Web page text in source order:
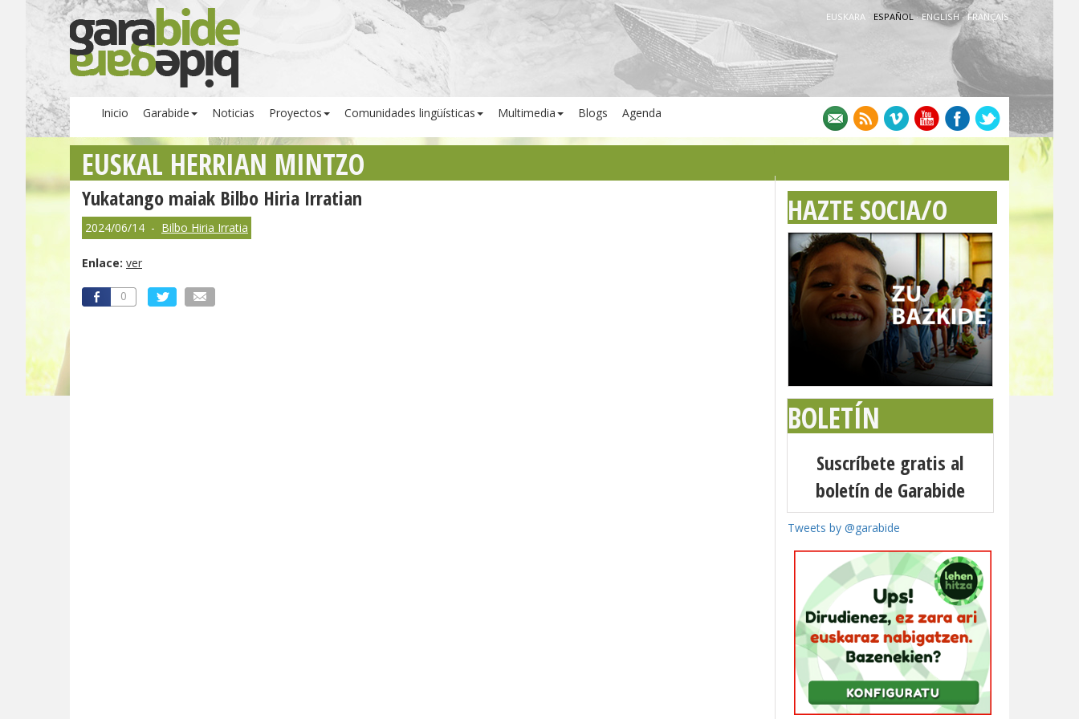
EUSKARA · ESPAÑOL· ENGLISH · FRANÇAIS
Inicio Garabide Noticias Proyectos Comunidades lingüísticas Multimedia Blogs Agenda
EUSKAL HERRIAN MINTZO
Yukatango maiak Bilbo Hiria Irratian
2024/06/14 - Bilbo Hiria Irratia
Enlace: ver
0
HAZTE SOCIA/O
BOLETÍN
Suscríbete gratis al
boletín de Garabide
Tweets by @garabide